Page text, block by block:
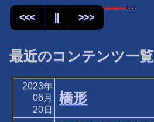
<<< || >>>
*********
最近のコンテンツ一覧
2023年
06月
20日
橋形